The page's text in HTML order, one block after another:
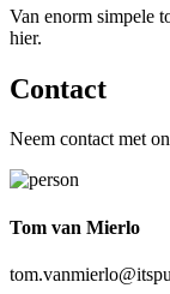
Van enorm simpele
hier.
Contact
Neem contact met
Tom van Mierlo